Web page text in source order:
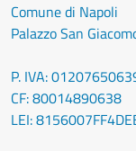
Comune di Napoli
Palazzo San
P. IVA:
CF: 80014890638
LEI: